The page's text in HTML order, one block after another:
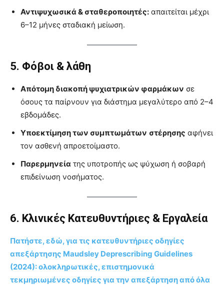
Αντιψυχωσικά & σταθεροποιητές: απαιτείται μέχρι
6–12 μήνες σταδιακή μείωση.
5. Φόβοι & λάθη
Απότομη διακοπή ψυχιατρικών φαρμάκων σε
όσους τα παίρνουν για διάστημα μεγαλύτερο από 2–4
εβδομάδες.
Υποεκτίμηση των συμπτωμάτων στέρησης αφήνει
τον ασθενή απροετοίμαστο.
Παρερμηνεία της υποτροπής ως ψύχωση ή σοβαρή
επιδείνωση νοσήματος.
6. Κλινικές Κατευθυντήριες & Εργαλεία
Πατήστε, εδώ, για τις κατευθυντήριες οδηγίες
απεξάρτησης Maudsley Deprescribing Guidelines
(2024): ολοκληρωτικές, επιστημονικά
τεκμηριωμένες οδηγίες για την απεξάρτηση από όλα